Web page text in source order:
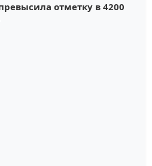
отметку в 4200